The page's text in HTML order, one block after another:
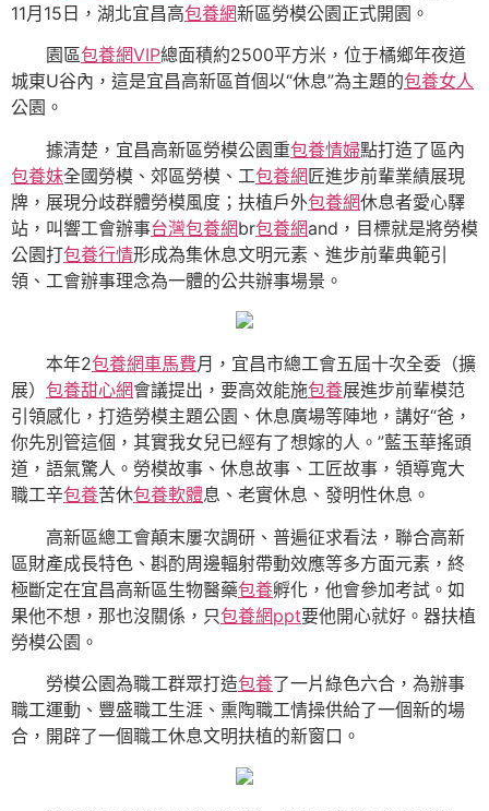
11月15日，湖北宜昌高包養網新區勞模公園正式開園。
園區包養網VIP總面積約2500平方米，位于橘鄉年夜道
城東U谷內，這是宜昌高新區首個以“休息”為主題的包養女人
公園。
據清楚，宜昌高新區勞模公園重包養情婦點打造了區內
包養妹全國勞模、郊區勞模、工包養網匠進步前輩業績展現
牌，展現分歧群體勞模風度；扶植戶外包養網休息者愛心驛
站，叫響工會辦事台灣包養網br包養網and，目標就是將勞模
公園打包養行情形成為集休息文明元素、進步前輩典範引
領、工會辦事理念為一體的公共辦事場景。
本年2包養網車馬費月，宜昌市總工會五屆十次全委（擴
展） 包養甜心網會議提出，要高效能施包養展進步前輩模范
引領感化，打造勞模主題公園、休息廣場等陣地，講好“爸，
你先別管這個，其實我女兒已經有了想嫁的人。”藍玉華搖頭
道，語氣驚人。勞模故事、休息故事、工匠故事，領導寬大
職工辛包養苦休包養軟體息、老實休息、發明性休息。
高新區總工會顛末屢次調研、普遍征求看法，聯合高新
區財產成長特色、斟酌周邊輻射帶動效應等多方面元素，終
極斷定在宜昌高新區生物醫藥包養孵化，他會參加考試。如
果他不想，那也沒關係，只包養網ppt要他開心就好。器扶植
勞模公園。
勞模公園為職工群眾打造包養了一片綠色六合，為辦事
職工運動、豐盛職工生涯、熏陶職工情操供給了一個新的場
合，開辟了一個職工休息文明扶植的新窗口。